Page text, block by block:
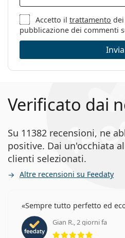
Sesso:
Categorie:
Occhiali
Marca:
Tommy
Codice:
TH 1919
Accetto iltrattamento
pubblicazione dei commenti
Invia
Verificato dai
Su 11382 recensioni, ne
positive. Dai un'occhiata
clienti selezionati.
Altre recensioni su Feedaty
Sempre tutto perfetto ed
Gian R., 2 giorni fa